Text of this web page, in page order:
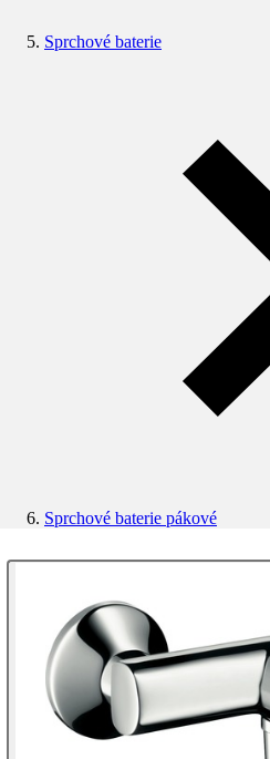
Sprchové baterie
Sprchové baterie pákové